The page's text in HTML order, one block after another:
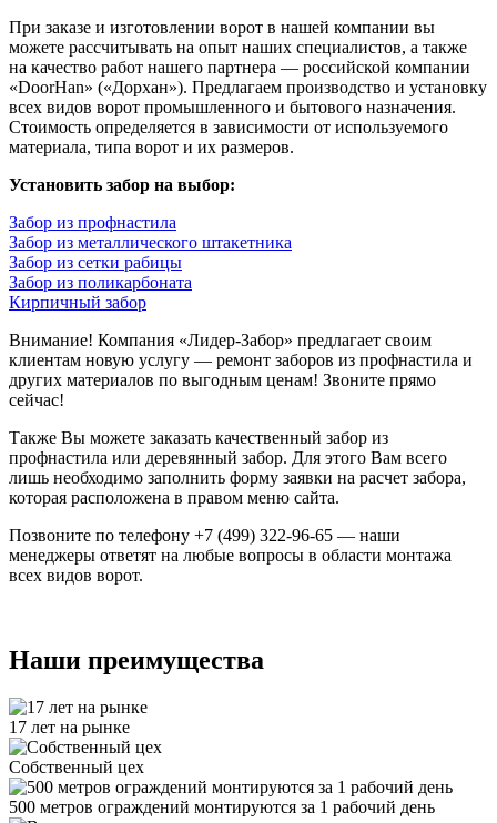
При заказе и изготовлении ворот в нашей компании вы
можете рассчитывать на опыт наших специалистов, а также
на качество работ нашего партнера — российской компании
«DoorHan» («Дорхан»). Предлагаем производство и установку
всех видов ворот промышленного и бытового назначения.
Стоимость определяется в зависимости от используемого
материала, типа ворот и их размеров.
Установить забор на выбор:
Забор из профнастила
Забор из металлического штакетника
Забор из сетки рабицы
Забор из поликарбоната
Кирпичный забор
Внимание! Компания «Лидер-Забор» предлагает своим
клиентам новую услугу — ремонт заборов из профнастила и
других материалов по выгодным ценам! Звоните прямо
сейчас!
Также Вы можете заказать качественный забор из
профнастила или деревянный забор. Для этого Вам всего
лишь необходимо заполнить форму заявки на расчет забора,
которая расположена в правом меню сайта.
Позвоните по телефону +7 (499) 322-96-65 — наши
менеджеры ответят на любые вопросы в области монтажа
всех видов ворот.
Наши преимущества
17 лет на рынке
Собственный цех
500 метров ограждений монтируются за 1 рабочий день